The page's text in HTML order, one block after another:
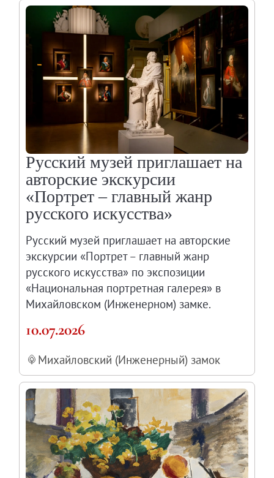
Русский музей приглашает на
авторские экскурсии
«Портрет – главный жанр
русского искусства»
Русский музей приглашает на авторские
экскурсии «Портрет – главный жанр
русского искусства» по экспозиции
«Национальная портретная галерея» в
Михайловском (Инженерном) замке.
10.07.2026
Михайловский (Инженерный) замок